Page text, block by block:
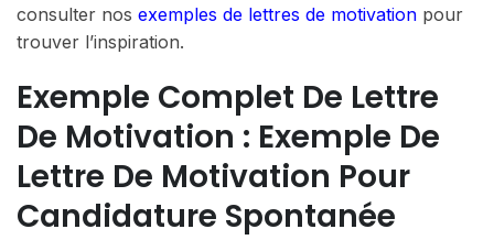
consulter nos exemples de lettres de motivation pour
trouver l’inspiration.
Exemple Complet De Lettre
De Motivation : Exemple De
Lettre De Motivation Pour
Candidature Spontanée